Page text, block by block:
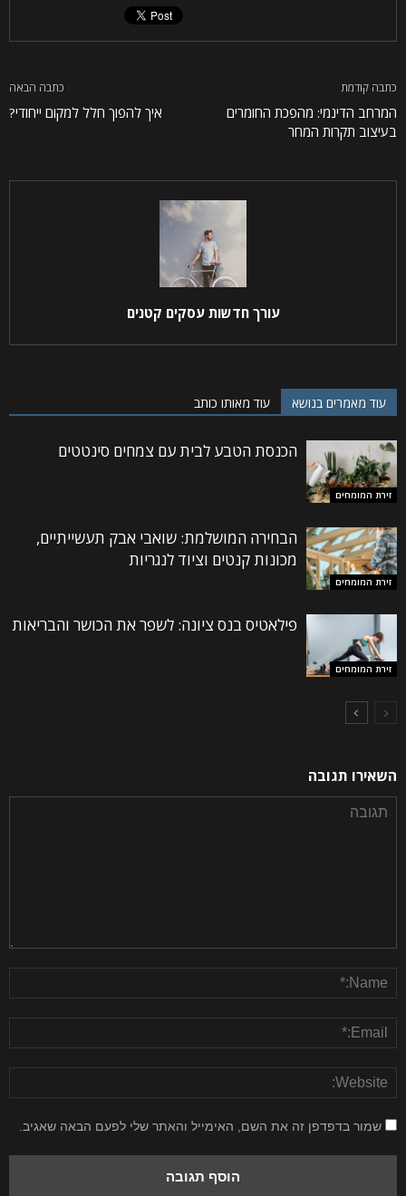
כתבה קודמת
המרחב הדינמי: מהפכת החומרים
בעיצוב תקרות המחר
כתבה הבאה
איך להפוך חלל למקום ייחודי?
עורך חדשות עסקים קטנים
עוד מאמרים בנושא עוד מאותו כותב
זירת המומחים
הכנסת הטבע לבית עם צמחים סינטטים
זירת המומחים
הבחירה המושלמת: שואבי אבק תעשייתיים,
מכונות קנטים וציוד לנגריות
זירת המומחים
פילאטיס בנס ציונה: לשפר את הכושר והבריאות
השאירו תגובה
שמור בדפדפן זה את השם, האימייל והאתר שלי לפעם הבאה שאגיב.